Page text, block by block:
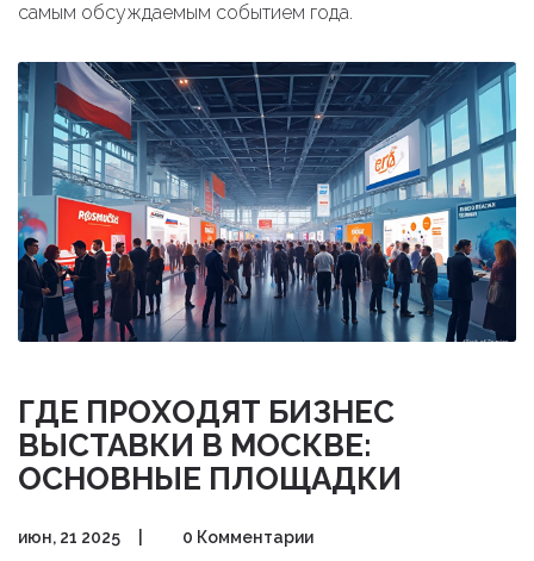
самым обсуждаемым событием года.
ГДЕ ПРОХОДЯТ БИЗНЕС
ВЫСТАВКИ В МОСКВЕ:
ОСНОВНЫЕ ПЛОЩАДКИ
июн, 21 2025 0 Комментарии